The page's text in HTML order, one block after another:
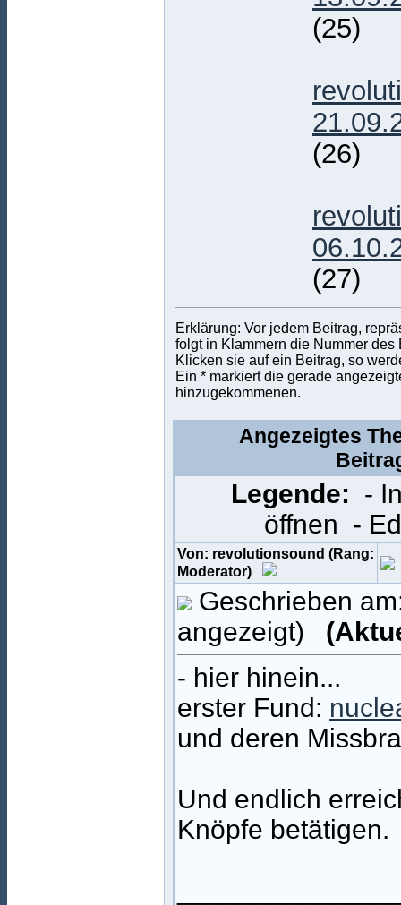
(25)
(26)
(27)
Erklärung: Vor jedem Beitrag,
folgt in Klammern die Nummer des
Klicken sie auf ein Beitrag, so
Ein * markiert die gerade
hinzugekommenen.
Angezeigtes
Legende: -
öffnen -
Von: revolutionsound (Rang:
Moderator)
Geschrieben
angezeigt)
- hier hinein...
erster Fund:
und deren
Und endlich
Knöpfe betätigen.